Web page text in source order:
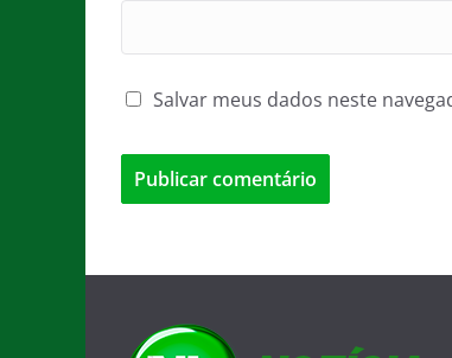
Salvar meus dados neste